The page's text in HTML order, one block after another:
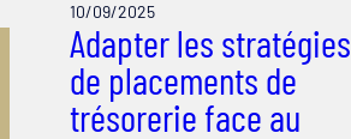
10/09/2025
Adapter les stratégies
de placements de
trésorerie face au